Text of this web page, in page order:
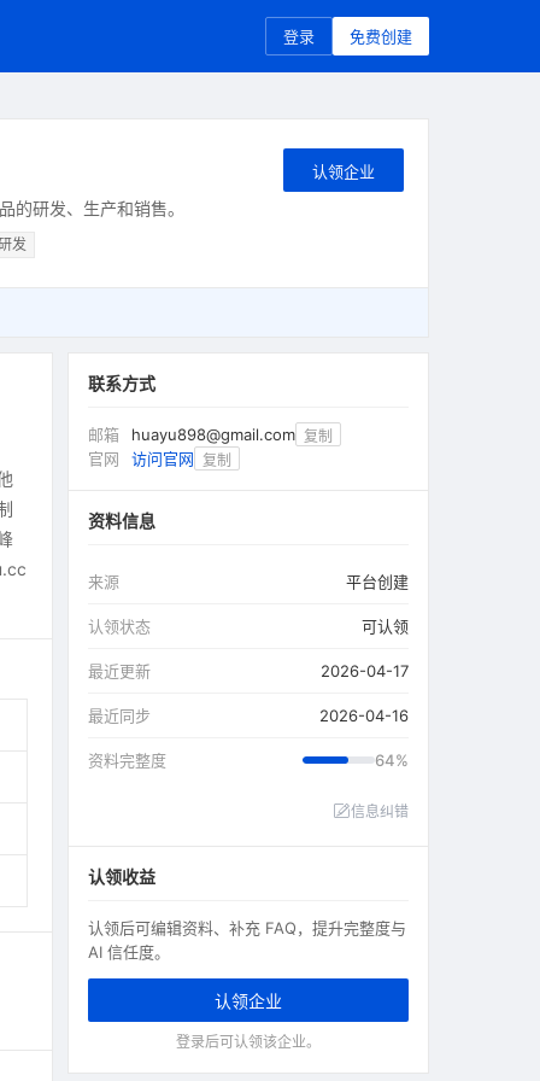
登录 免费创建
的研发、生产和销售。
发
认领企业
联系方式
邮箱 huayu898@gmail.com 复制
官网 访问官网 复制
资料信息
来源 平台创建
认领状态 可认领
最近更新 2026-04-17
最近同步 2026-04-16
资料完整度 64%
信息纠错
认领收益
认领后可编辑资料、补充 FAQ，提升完整度与
AI 信任度。
认领企业
登录后可认领该企业。